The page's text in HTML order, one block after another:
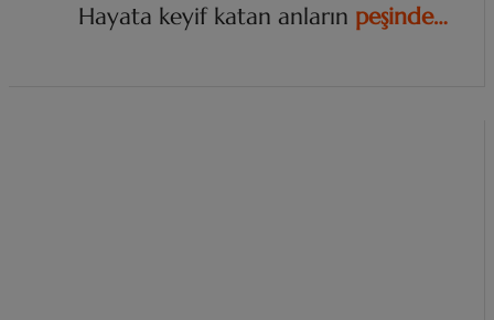
Hayata keyif katan anların peşinde…